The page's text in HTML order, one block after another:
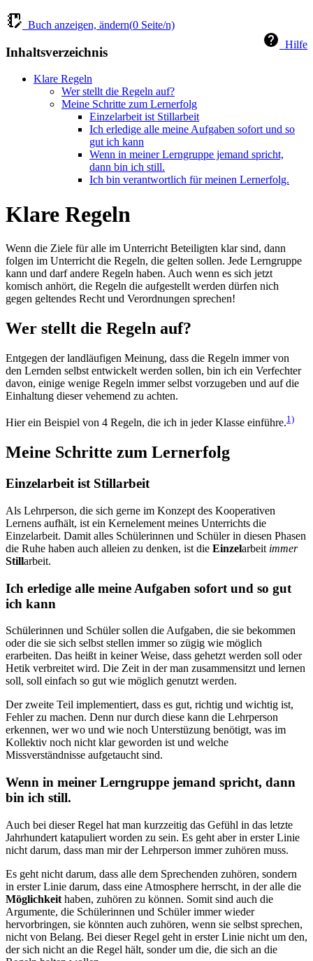
Buch anzeigen, ändern(0 Seite/n)
Hilfe
Inhaltsverzeichnis
Klare Regeln
Wer stellt die Regeln auf?
Meine Schritte zum Lernerfolg
Einzelarbeit ist Stillarbeit
Ich erledige alle meine Aufgaben sofort und so
gut ich kann
Wenn in meiner Lerngruppe jemand spricht,
dann bin ich still.
Ich bin verantwortlich für meinen Lernerfolg.
Klare Regeln
Wenn die Ziele für alle im Unterricht Beteiligten klar sind, dann
folgen im Unterricht die Regeln, die gelten sollen. Jede Lerngruppe
kann und darf andere Regeln haben. Auch wenn es sich jetzt
komisch anhört, die Regeln die aufgestellt werden dürfen nich
gegen geltendes Recht und Verordnungen sprechen!
Wer stellt die Regeln auf?
Entgegen der landläufigen Meinung, dass die Regeln immer von
den Lernden selbst entwickelt werden sollen, bin ich ein Verfechter
davon, einige wenige Regeln immer selbst vorzugeben und auf die
Einhaltung dieser vehemend zu achten.
Hier ein Beispiel von 4 Regeln, die ich in jeder Klasse einführe.1)
Meine Schritte zum Lernerfolg
Einzelarbeit ist Stillarbeit
Als Lehrperson, die sich gerne im Konzept des Kooperativen
Lernens aufhält, ist ein Kernelement meines Unterrichts die
Einzelarbeit. Damit alles Schülerinnen und Schüler in diesen Phasen
die Ruhe haben auch alleien zu denken, ist die Einzelarbeit immer
Stillarbeit.
Ich erledige alle meine Aufgaben sofort und so gut
ich kann
Schülerinnen und Schüler sollen die Aufgaben, die sie bekommen
oder die sie sich selbst stellen immer so zügig wie möglich
erarbeiten. Das heißt in keiner Weise, dass gehetzt werden soll oder
Hetik verbreitet wird. Die Zeit in der man zusammensitzt und lernen
soll, soll einfach so gut wie möglich genutzt werden.
Der zweite Teil implementiert, dass es gut, richtig und wichtig ist,
Fehler zu machen. Denn nur durch diese kann die Lehrperson
erkennen, wer wo und wie noch Unterstüzung benötigt, was im
Kollektiv noch nicht klar geworden ist und welche
Missverständnisse aufgetaucht sind.
Wenn in meiner Lerngruppe jemand spricht, dann
bin ich still.
Auch bei dieser Regel hat man kurzzeitig das Gefühl in das letzte
Jahrhundert katapuliert worden zu sein. Es geht aber in erster Linie
nicht darum, dass man mir der Lehrperson immer zuhören muss.
Es geht nicht darum, dass alle dem Sprechenden zuhören, sondern
in erster Linie darum, dass eine Atmosphere herrscht, in der alle die
Möglichkeit haben, zuhören zu können. Somit sind auch die
Argumente, die Schülerinnen und Schüler immer wieder
hervorbringen, sie könnten auch zuhören, wenn sie selbst sprechen,
nicht von Belang. Bei dieser Regel geht in erster Linie nicht um den,
der sich nicht an die Regel hält, sonder um die, die sich an die